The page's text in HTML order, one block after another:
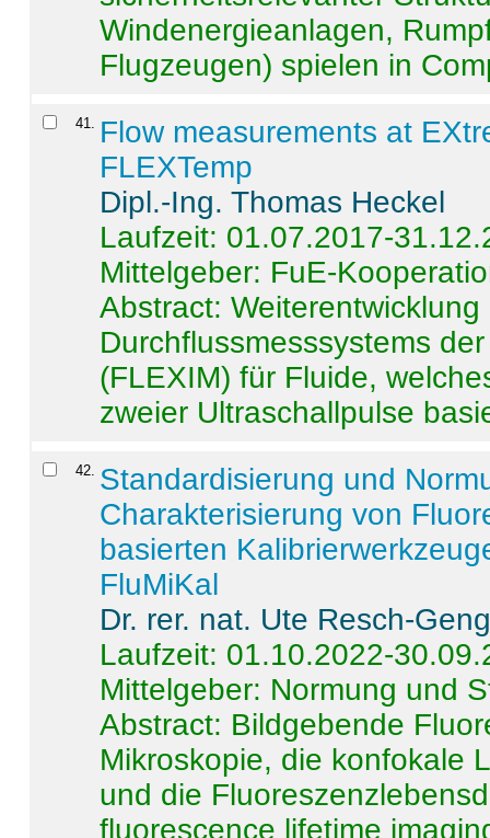
Windenergieanlagen,
Flugzeugen) spielen in
41. Flow measurements at
FLEXTemp
Dipl.-Ing. Thomas Heckel
Laufzeit: 01.07.2017-
Mittelgeber: FuE-
Abstract:
Durchflussmesssystems
(FLEXIM) für Fluide,
zweier Ultraschallpulse
42. Standardisierung und
Charakterisierung von
basierten
FluMiKal
Dr. rer. nat. Ute Resch-
Laufzeit: 01.10.2022-
Mittelgeber: Normung und
Abstract: Bildgebende
Mikroskopie, die konfokale
und die
fluorescence lifetime